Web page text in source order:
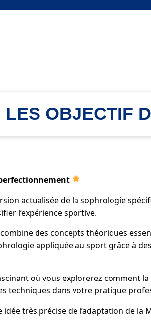
LES OBJECTIF
actualisée de la sophrologie
l’expérience sportive.
des concepts théoriques
appliquée au sport grâce à
où vous explorerez comment
techniques dans votre pratique
très précise de l’adaptation de la